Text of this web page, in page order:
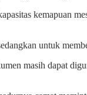
kemapuan
untuk
masih dapat